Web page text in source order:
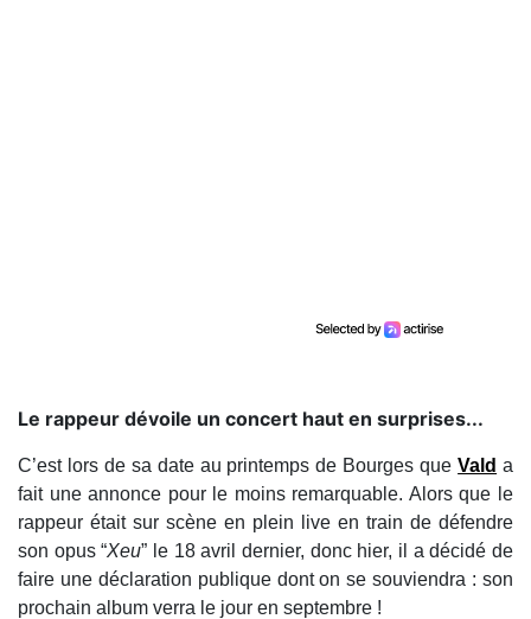
Le rappeur dévoile un concert haut en surprises...
C’est lors de sa date au printemps de Bourges queVald a
fait une annonce pour le moins remarquable. Alors que le
rappeur était sur scène en plein live en train de défendre
son opus “Xeu” le 18 avril dernier, donc hier, il a décidé de
faire une déclaration publique dont on se souviendra : son
prochain album verra le jour en septembre !